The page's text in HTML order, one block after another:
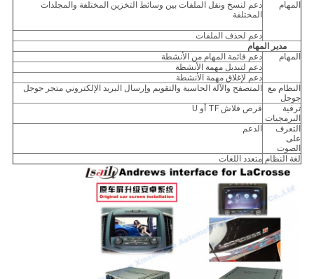
المهام
دعم لنسخ ونقل الملفات بين وسائط التخزين المختلفة والمجلدات
المختلفة
دعم لحذف الملفات
مدير المهام
المهام
دعم قائمة المهام من الأنشطة
دعم لتبديل مهمة الأنشطة
دعم لإغلاق مهمة الأنشطة
النظام مع
جوجل
المتصفح والآلة الحاسبة والتقويم وإرسال البريد الإلكتروني متجر جوجل
ترقية
البرمجيات
قرص فلاش TF أو U
التعرف
على
الصوت
الدعم
لغة النظام متعدد اللغات